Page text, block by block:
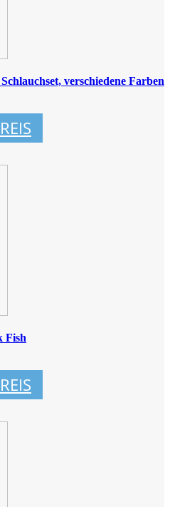
verschiedene Farben
Fish